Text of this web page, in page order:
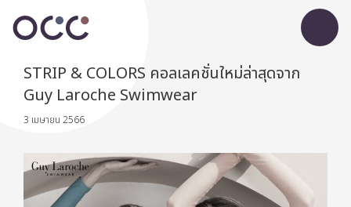
STRIP & COLORS คอลเลคชั่นใหม่ล่าสุดจาก
Guy Laroche Swimwear
3 เมษายน 2566